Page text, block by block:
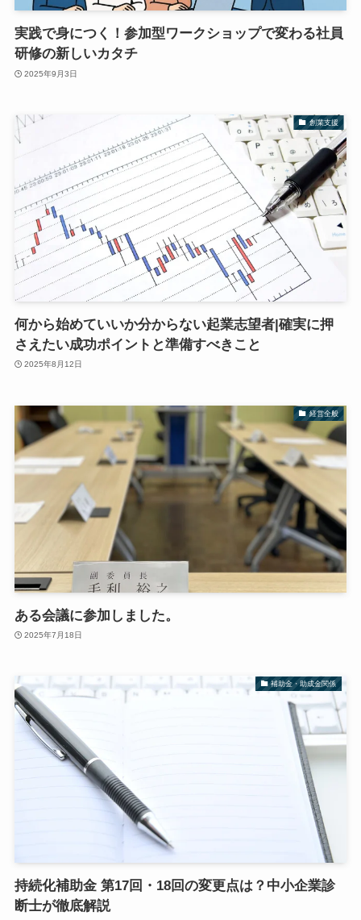
実践で身につく！参加型ワークショップで変わる社員
研修の新しいカタチ
2025年9月3日
創業支援
何から始めていいか分からない起業志望者|確実に押
さえたい成功ポイントと準備すべきこと
2025年8月12日
経営全般
ある会議に参加しました。
2025年7月18日
補助金・助成金関係
持続化補助金 第17回・18回の変更点は？中小企業診
断士が徹底解説